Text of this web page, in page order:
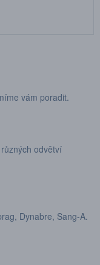
vám poradit.
odvětví
Dynabre, Sang-A.